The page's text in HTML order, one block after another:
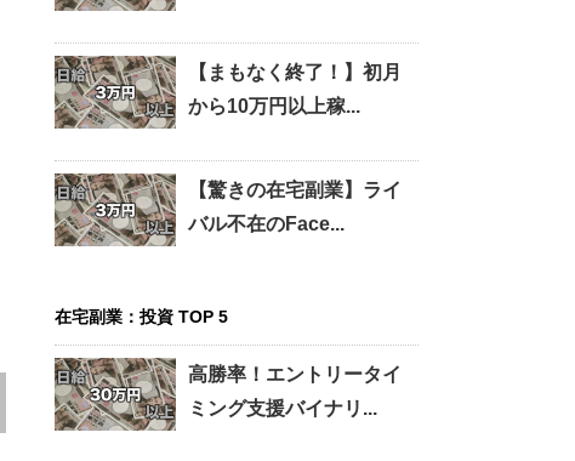
【まもなく終了！】初月
から10万円以上稼...
【驚きの在宅副業】ライ
バル不在のFace...
在宅副業：投資 TOP 5
高勝率！エントリータイ
ミング支援バイナリ...